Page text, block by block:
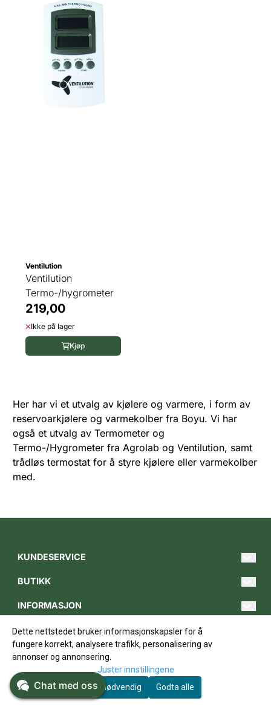
Ventilution
Ventilution
Termo-/hygrometer
219,00
Ikke på lager
Kjøp
Her har vi et utvalg av kjølere og varmere, i form av
reservoarkjølere og varmekolber fra Boyu. Vi har
også et utvalg av Termometer og
Termo-/Hygrometer fra Agrolab og Ventilution, samt
trådløs termostat for å styre kjølere eller varmekolber
med.
KUNDESERVICE
Tlf. 620 00 849
Man-fre 09.00 - 17.00
Bedriftskontorer:
Østre gate 21
2317 Hamar
Vi er kun nettbutikk, men
dersom du ønsker kan du:
BUTIKK
Blogg
Gartnerbladet
Nyheter
INFORMASJON
Kundesenter
Kundeomtaler
Salgsbetingelser
FØLG OSS
Facebook
Instagram
Nyhetsbrev
Dette nettstedet bruker informasjonskapsler for å
fungere korrekt, analysere trafikk, personalisering av
annonser og annonsering.
Juster innstillingene
Godta nødvendig
Godta alle
Chat med oss